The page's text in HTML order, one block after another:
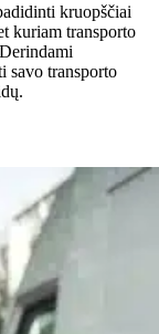
kruopščiai
kuriam transporto
savo transporto